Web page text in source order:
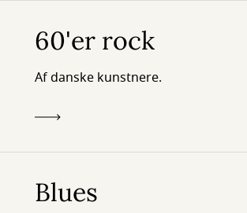
60'er rock
Af danske kunstnere.
Blues